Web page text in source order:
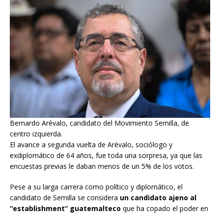
Bernardo Arévalo, candidato del Movimiento Semilla, de
centro izquierda.
El avance a segunda vuelta de Arévalo, sociólogo y
exdiplomático de 64 años, fue toda una sorpresa, ya que las
encuestas previas le daban menos de un 5% de los votos.
Pese a su larga carrera como político y diplomático, el
candidato de Semilla se considera un candidato ajeno al
“establishment” guatemalteco que ha copado el poder en